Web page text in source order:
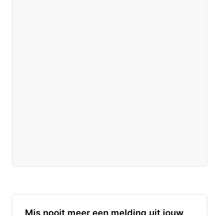
Mis nooit meer een melding uit jouw